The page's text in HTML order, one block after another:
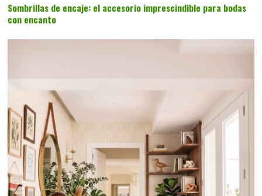
Sombrillas de encaje: el accesorio imprescindible para bodas
con encanto